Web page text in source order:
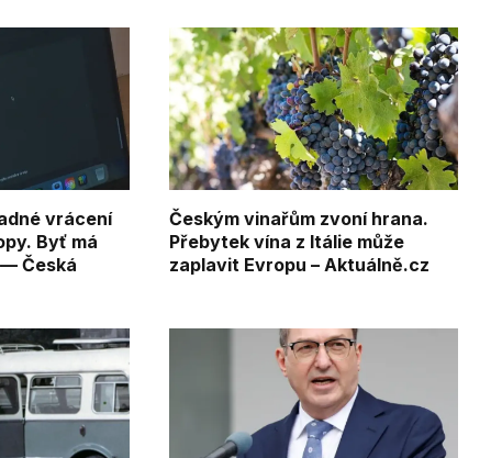
vrácení
Byť má
Česká
Českým vinařům zvoní hrana.
Přebytek vína z Itálie může
zaplavit Evropu – Aktuálně.cz